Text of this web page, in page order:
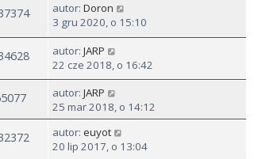
autor: Doron
3 gru 2020, o 15:10
autor: JARP
22 cze 2018, o 16:42
autor: JARP
25 mar 2018, o 14:12
autor: euyot
20 lip 2017, o 13:04